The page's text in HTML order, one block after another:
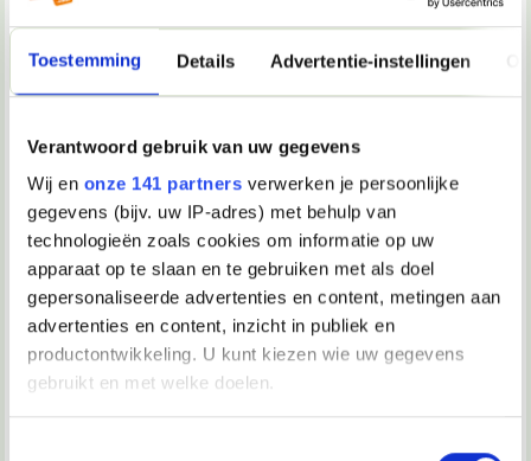
Toestemming Details Advertentie-instellingen
Verantwoord gebruik van uw gegevens
Wij en onze 141 partners verwerken je persoonlijke
gegevens (bijv. uw IP-adres) met behulp van
technologieën zoals cookies om informatie op uw
apparaat op te slaan en te gebruiken met als doel
gepersonaliseerde advertenties en content, metingen aan
advertenties en content, inzicht in publiek en
productontwikkeling. U kunt kiezen wie uw gegevens
gebruikt en met welke doelen.
thanx
de andere "kamer" is een apartementje...klinkt cool
__________________
Humor is een prachtige waterlelie die wortelt in het troebele water van verdriet.
ilse
ik ben echt te moeilijk
__________________
Neem me mee naar je land, vol muziek en vol dromen. Leid me naar je land,
laat me in jouw wolken wonen.. <3
16-08-2005, 16:46
rare kwast
aaaaahhh ik kan dat adres niet vinden hoor...hoe moet ik
daar ooit gaan komen donderdag